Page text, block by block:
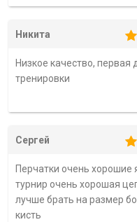
Никита
Низкое качество, первая
тренировки
Сергей
Перчатки очень хорошие
турнир очень хорошая
лучше брать на размер
кисть